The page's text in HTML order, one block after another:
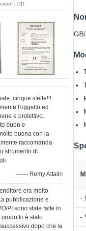
LCD
cinque stelle!!!
l'oggetto ed
e protettivo.
buon e
buona con la
raccomanda
strumento di
—— Remy Attalin
era molto
pubblicazione e
PI sono state fatte in
è stato
dopo che la
-
-